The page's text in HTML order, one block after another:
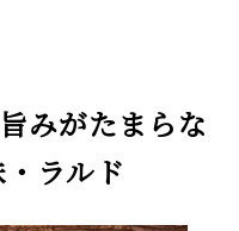
みがたまらな
ラルド